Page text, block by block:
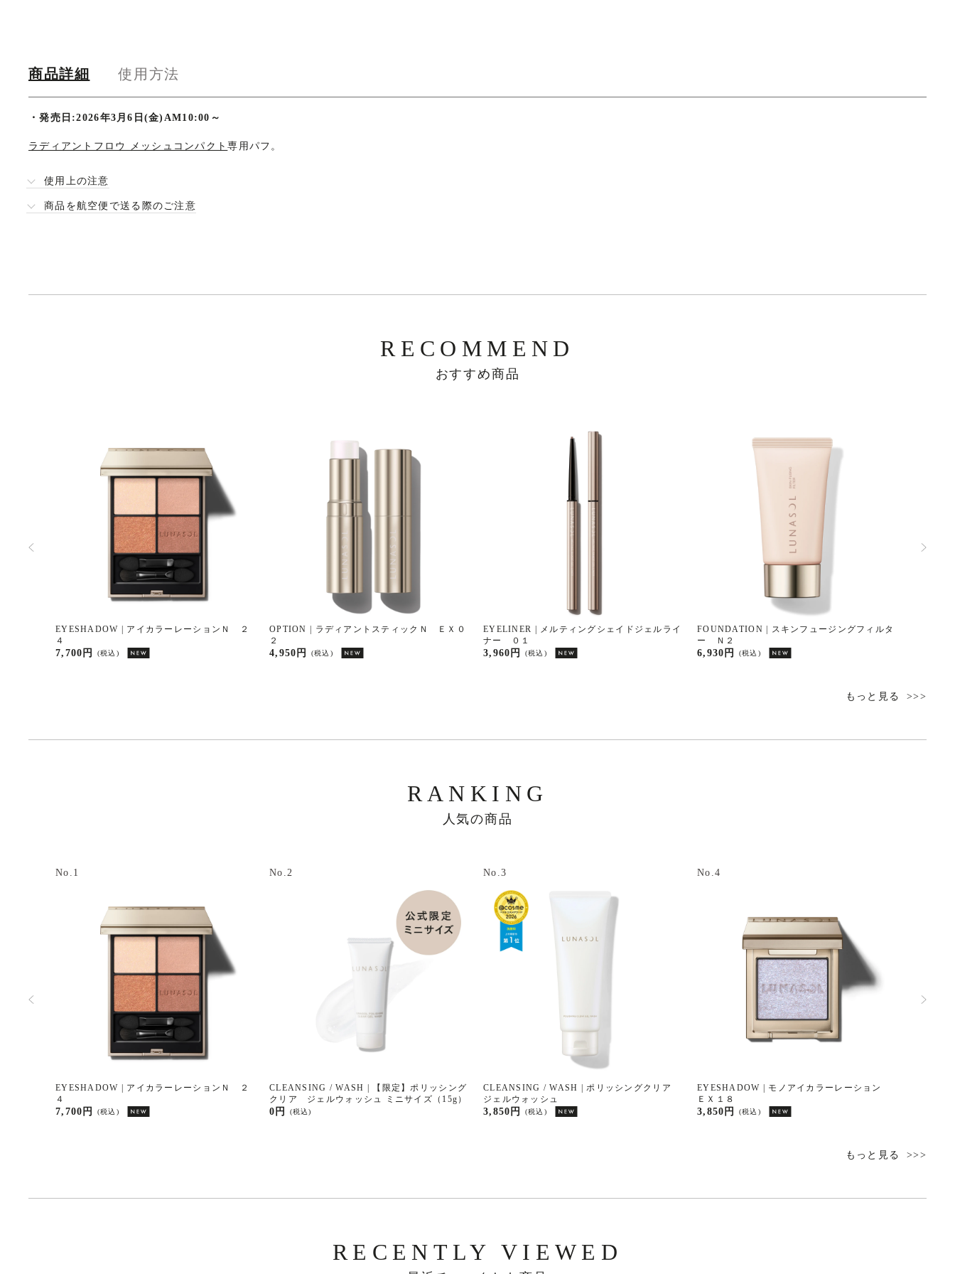
商品詳細 使用方法
商
品
詳
細
・発売日:2026年3月6日(金)AM10:00～
ラディアントフロウ メッシュコンパクト専用パフ。
使用上の注意
商品を航空便で送る際のご注意
RECOMMEND
おすすめ商品
EYESHADOW | アイカラーレーションＮ ２
４
(税込)
7,700円
OPTION | ラディアントスティックＮ ＥＸ０
２
(税込)
4,950円
EYELINER | メルティングシェイドジェルライ
ナー ０１
(税込)
3,960円
FOUNDATION | スキンフュージングフィルタ
ー Ｎ２
(税込)
6,930円
もっと見る
RANKING
人気の商品
No.1
EYESHADOW | アイカラーレーションＮ ２
４
(税込)
7,700円
No.2
CLEANSING / WASH | 【限定】ポリッシング
クリア ジェルウォッシュ ミニサイズ（15g）
(税込)
0円
No.3
CLEANSING / WASH | ポリッシングクリア
ジェルウォッシュ
(税込)
3,850円
No.4
EYESHADOW | モノアイカラーレーション
ＥＸ１８
(税込)
3,850円
もっと見る
RECENTLY VIEWED